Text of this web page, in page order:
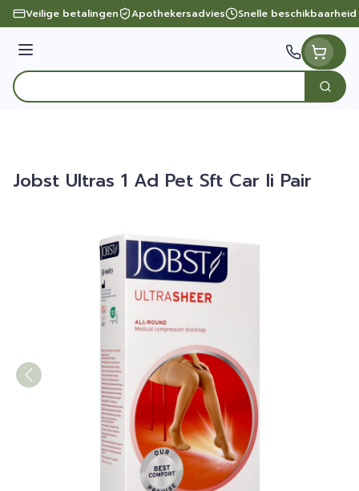
Ga naar de inhoud
Veilige betalingen Apothekersadvies Snelle beschikbaarheid
Menu
Product, merk, categorie...
Zoek
Jobst Ultras 1 Ad Pet Sft Car Ii Pair